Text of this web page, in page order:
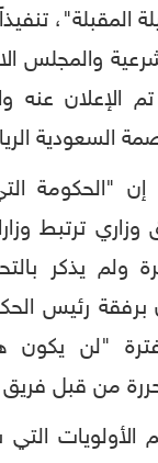
المقبلة"،
والمجلس
الإعلان عنه
السعودية
إن "الحكومة
ترتبط
ولم يذكر
رئيس
"لن يكون
من قبل
الأولويات